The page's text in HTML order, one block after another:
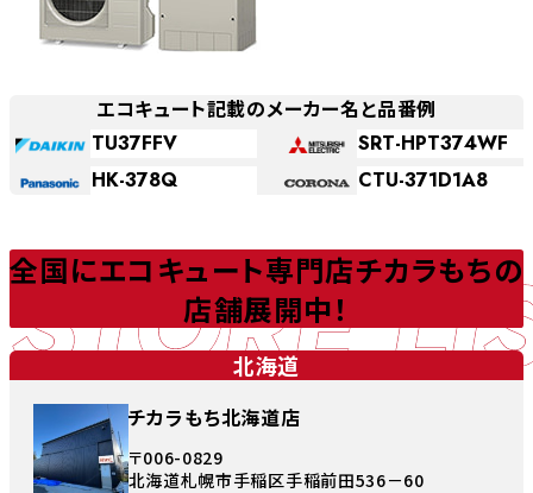
エコキュート記載のメーカー名と品番例
TU37FFV
SRT-HPT374WF
HK-378Q
CTU-371D1A8
STORE
全国にエコキュート専門店チカラもちの
店舗展開中！
北海道
チカラもち北海道店
〒006-0829
北海道札幌市手稲区手稲前田536－60